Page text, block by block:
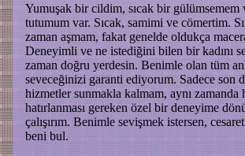
Yumuşak bir cildim, sıcak bir gülümsemem
tutumum var. Sıcak, samimi ve cömertim.
zaman aşmam, fakat genelde oldukça
Deneyimli ve ne istediğini bilen bir kadını
zaman doğru yerdesin. Benimle olan tüm
seveceğinizi garanti ediyorum. Sadece son
hizmetler sunmakla kalmam, aynı zamanda
hatırlanması gereken özel bir deneyime
çalışırım. Benimle sevişmek istersen,
beni bul.